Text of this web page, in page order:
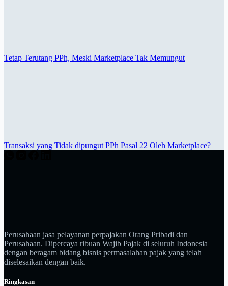
Tetap Terutang PPh, Meski Marketplace Tak Memungut
Transaksi yang Tidak dipungut PPh Pasal 22 Oleh Marketplace?
Perusahaan jasa pelayanan perpajakan Orang Pribadi dan
Perusahaan. Dipercaya ribuan Wajib Pajak di seluruh Indonesia
dengan beragam bidang bisnis permasalahan pajak yang telah
diselesaikan dengan baik.
Ringkasan